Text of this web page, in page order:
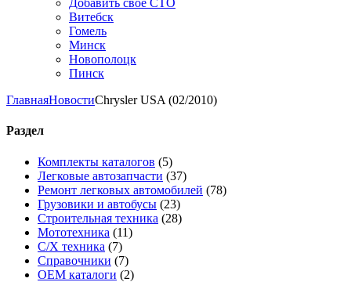
Добавить свое СТО
Витебск
Гомель
Минск
Новополоцк
Пинск
ГлавнаяНовостиChrysler USA (02/2010)
Раздел
Комплекты каталогов (5)
Легковые автозапчасти (37)
Ремонт легковых автомобилей (78)
Грузовики и автобусы (23)
Строительная техника (28)
Мототехника (11)
С/Х техника (7)
Справочники (7)
OEM каталоги (2)